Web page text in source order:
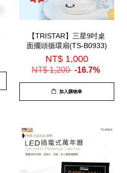
【TRISTAR】三星9吋桌
面擺頭循環扇(TS-B0933)
NT$ 1,000
NT$ 1,200 -16.7%
加入購物車